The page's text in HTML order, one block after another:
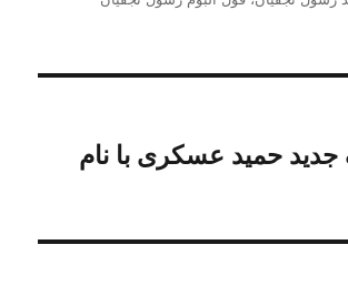
جدید حمید عسکری با نام